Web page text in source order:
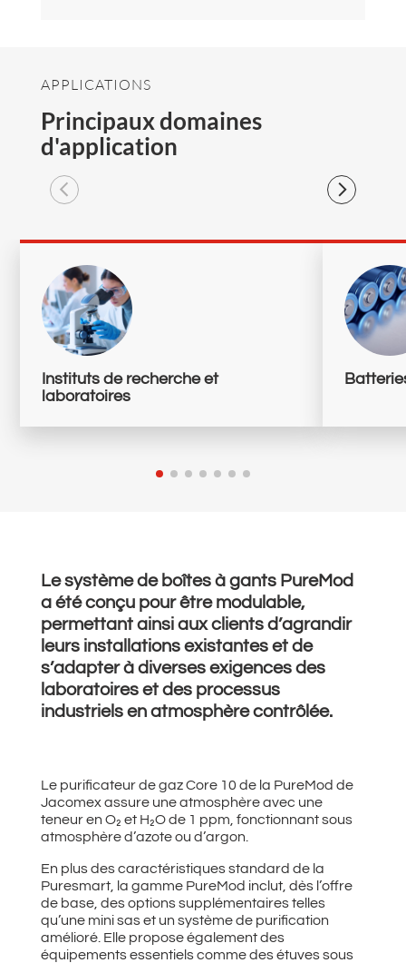
APPLICATIONS
Principaux domaines
d'application
Instituts de recherche et
laboratoires
Le système de boîtes à gants PureMod
a été conçu pour être modulable,
permettant ainsi aux clients d’agrandir
leurs installations existantes et de
s’adapter à diverses exigences des
laboratoires et des processus
industriels en atmosphère contrôlée.
Le purificateur de gaz Core 10 de la PureMod de
Jacomex assure une atmosphère avec une
teneur en O₂ et H₂O de 1 ppm, fonctionnant sous
atmosphère d’azote ou d’argon.
En plus des caractéristiques standard de la
Puresmart, la gamme PureMod inclut, dès l’offre
de base, des options supplémentaires telles
qu’une mini sas et un système de purification
amélioré. Elle propose également des
équipements essentiels comme des étuves sous